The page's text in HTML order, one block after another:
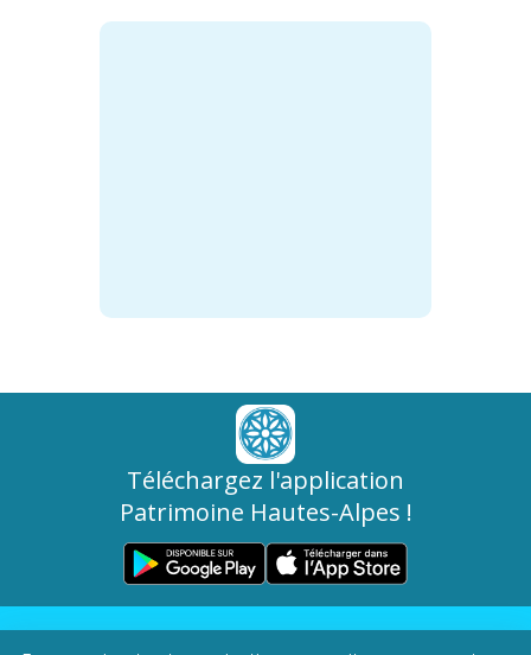
Téléchargez l'application
Patrimoine Hautes-Alpes !